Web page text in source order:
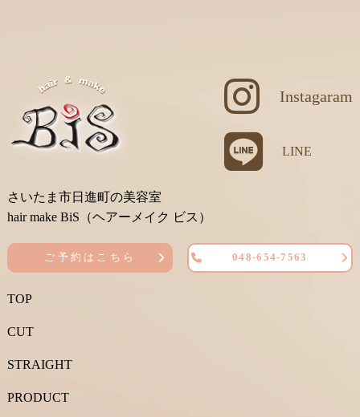
Instagaram
LINE
さいたま市日進町の美容室
hair make BiS（ヘアーメイク ビス）
ご予約はこちら 048-654-7563
TOP
CUT
STRAIGHT
PRODUCT